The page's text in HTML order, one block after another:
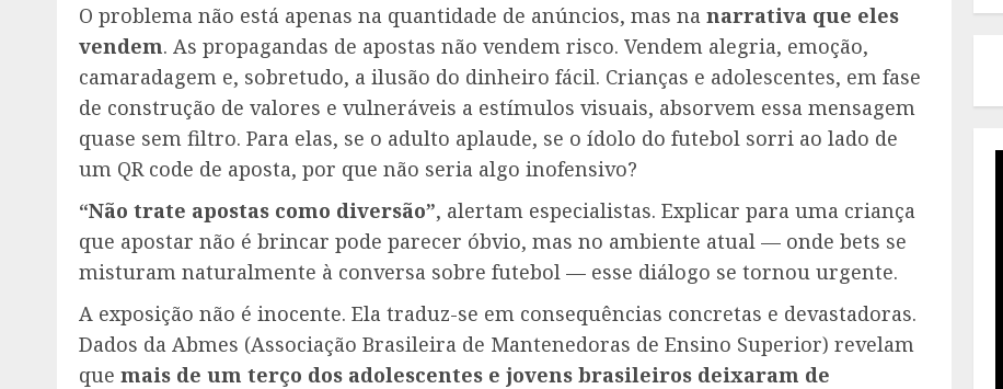
O problema não está apenas na quantidade de anúncios, mas na narrativa que eles
vendem. As propagandas de apostas não vendem risco. Vendem alegria, emoção,
camaradagem e, sobretudo, a ilusão do dinheiro fácil. Crianças e adolescentes, em fase
de construção de valores e vulneráveis a estímulos visuais, absorvem essa mensagem
quase sem filtro. Para elas, se o adulto aplaude, se o ídolo do futebol sorri ao lado de
um QR code de aposta, por que não seria algo inofensivo?
“Não trate apostas como diversão”, alertam especialistas. Explicar para uma criança
que apostar não é brincar pode parecer óbvio, mas no ambiente atual — onde bets se
misturam naturalmente à conversa sobre futebol — esse diálogo se tornou urgente.
A exposição não é inocente. Ela traduz-se em consequências concretas e devastadoras.
Dados da Abmes (Associação Brasileira de Mantenedoras de Ensino Superior) revelam
que mais de um terço dos adolescentes e jovens brasileiros deixaram de